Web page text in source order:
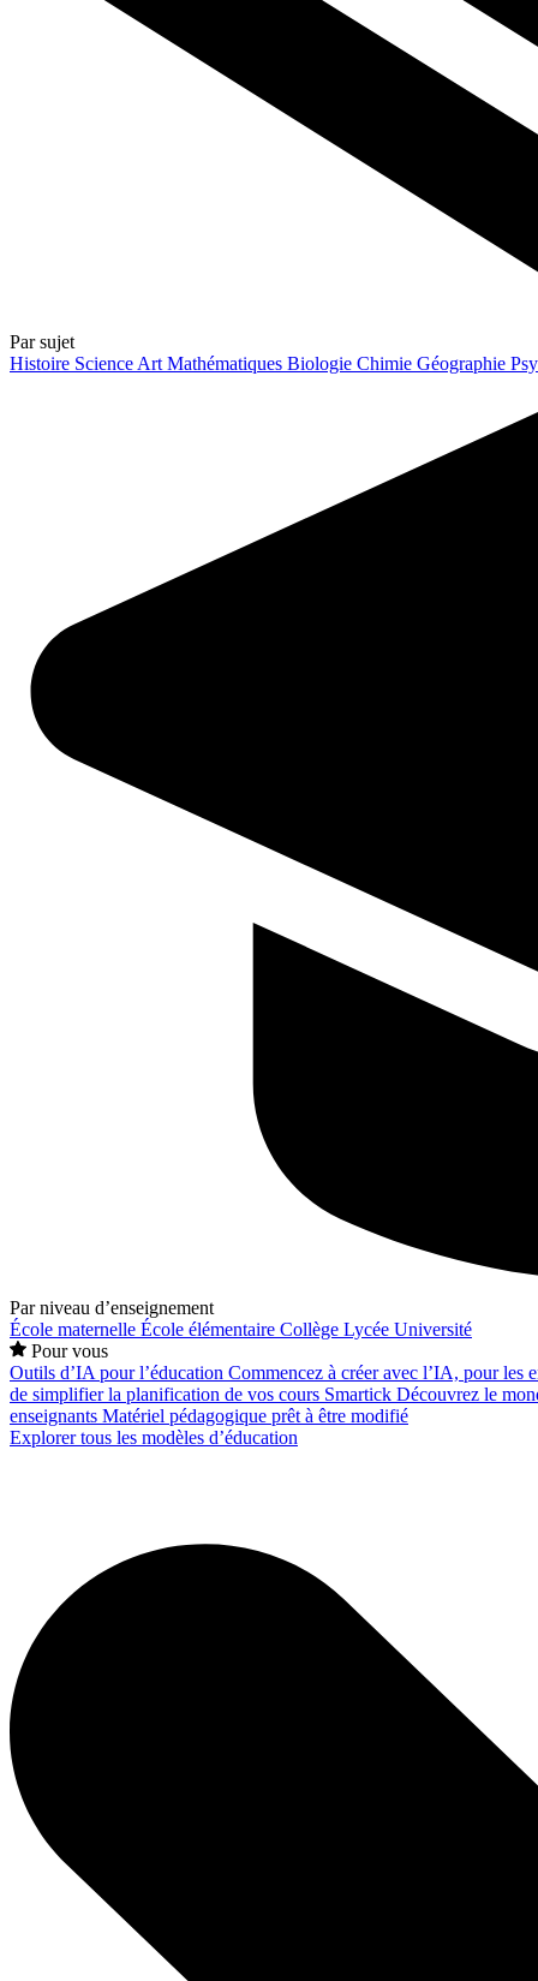
Par sujet
Histoire Science Art Mathématiques Biologie Chimie Géographie
Par niveau d’enseignement
École maternelle École élémentaire Collège Lycée Université
Pour vous
Outils d’IA pour l’éducation Commencez à créer avec l’IA, pour les
de simplifier la planification de vos cours Smartick Découvrez le
enseignants Matériel pédagogique prêt à être modifié
Explorer tous les modèles d’éducation